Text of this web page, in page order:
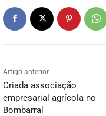
Artigo anterior
Criada associação
empresarial agrícola no
Bombarral